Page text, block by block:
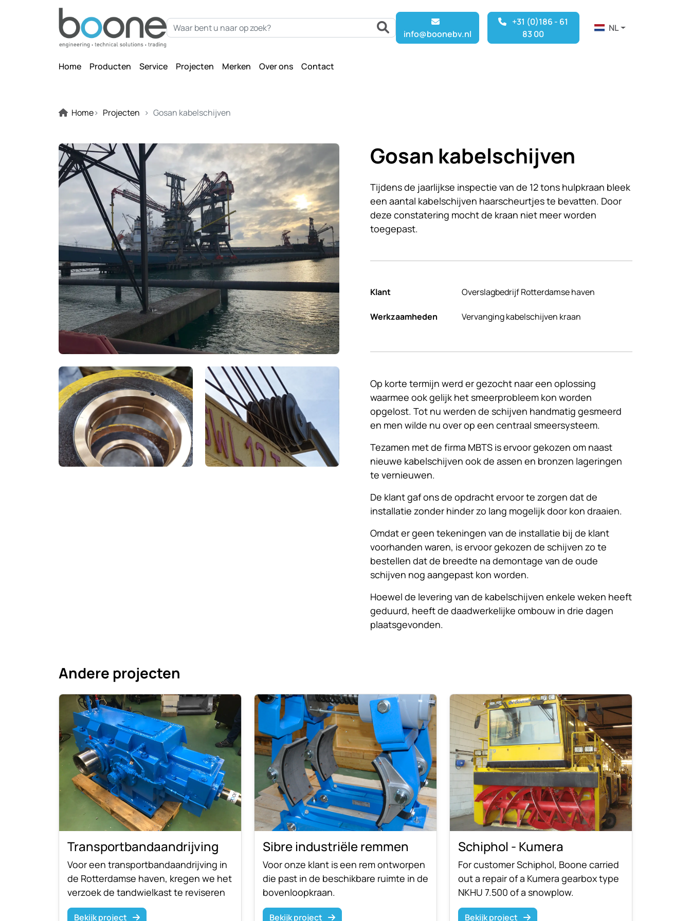
info@boonebv.nl
+31 (0)186 - 61
83 00
NL
Home Producten Service Projecten Merken Over ons Contact
Home Projecten Gosan kabelschijven
Gosan kabelschijven
Tijdens de jaarlijkse inspectie van de 12 tons hulpkraan bleek
een aantal kabelschijven haarscheurtjes te bevatten. Door
deze constatering mocht de kraan niet meer worden
toegepast.
Klant Overslagbedrijf Rotterdamse haven
Werkzaamheden Vervanging kabelschijven kraan
Op korte termijn werd er gezocht naar een oplossing
waarmee ook gelijk het smeerprobleem kon worden
opgelost. Tot nu werden de schijven handmatig gesmeerd
en men wilde nu over op een centraal smeersysteem.
Tezamen met de firma MBTS is ervoor gekozen om naast
nieuwe kabelschijven ook de assen en bronzen lageringen
te vernieuwen.
De klant gaf ons de opdracht ervoor te zorgen dat de
installatie zonder hinder zo lang mogelijk door kon draaien.
Omdat er geen tekeningen van de installatie bij de klant
voorhanden waren, is ervoor gekozen de schijven zo te
bestellen dat de breedte na demontage van de oude
schijven nog aangepast kon worden.
Hoewel de levering van de kabelschijven enkele weken heeft
geduurd, heeft de daadwerkelijke ombouw in drie dagen
plaatsgevonden.
Andere projecten
Transportbandaandrijving
Voor een transportbandaandrijving in
de Rotterdamse haven, kregen we het
verzoek de tandwielkast te reviseren
en de lekk...
Bekijk project
Sibre industriële remmen
Voor onze klant is een rem ontworpen
die past in de beschikbare ruimte in de
bovenloopkraan.
Bekijk project
Schiphol - Kumera
For customer Schiphol, Boone carried
out a repair of a Kumera gearbox type
NKHU 7.500 of a snowplow.
Bekijk project